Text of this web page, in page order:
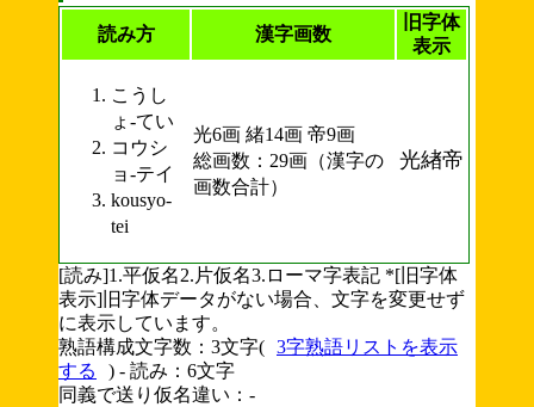
読み方 漢字画数
旧字体
表示
こうし
ょ-てい
コウシ
ョ-テイ
kousyo-
tei
光6画 緒14画 帝9画
総画数：29画（漢字の
画数合計）
光緖帝
[読み]1.平仮名2.片仮名3.ローマ字表記 *[旧字体
表示]旧字体データがない場合、文字を変更せず
に表示しています。
熟語構成文字数：3文字( 3字熟語リストを表示
する
) - 読み：6文字
同義で送り仮名違い：-